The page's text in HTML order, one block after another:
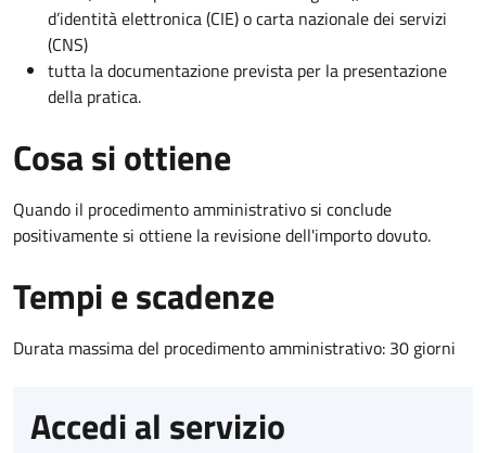
d’identità elettronica (CIE) o carta nazionale dei servizi
(CNS)
tutta la documentazione prevista per la presentazione
della pratica.
Cosa si ottiene
Quando il procedimento amministrativo si conclude
positivamente si ottiene la revisione dell'importo dovuto.
Tempi e scadenze
Durata massima del procedimento amministrativo: 30 giorni
Accedi al servizio